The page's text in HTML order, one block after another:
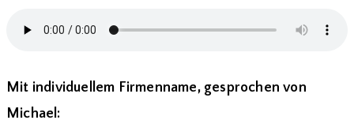
Mit individuellem Firmenname, gesprochen von
Michael: